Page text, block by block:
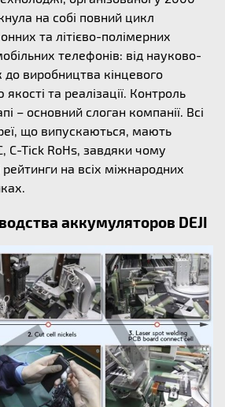
на собі повний цикл
та літієво-полімерних
телефонів: від науково-
до виробництва кінцевого
та реалізації. Контроль
– основний слоган компанії. Всі
що випускаються, мають
C-Tick RoHs, завдяки чому
рейтинги на всіх міжнародних
аккумуляторов DEJI